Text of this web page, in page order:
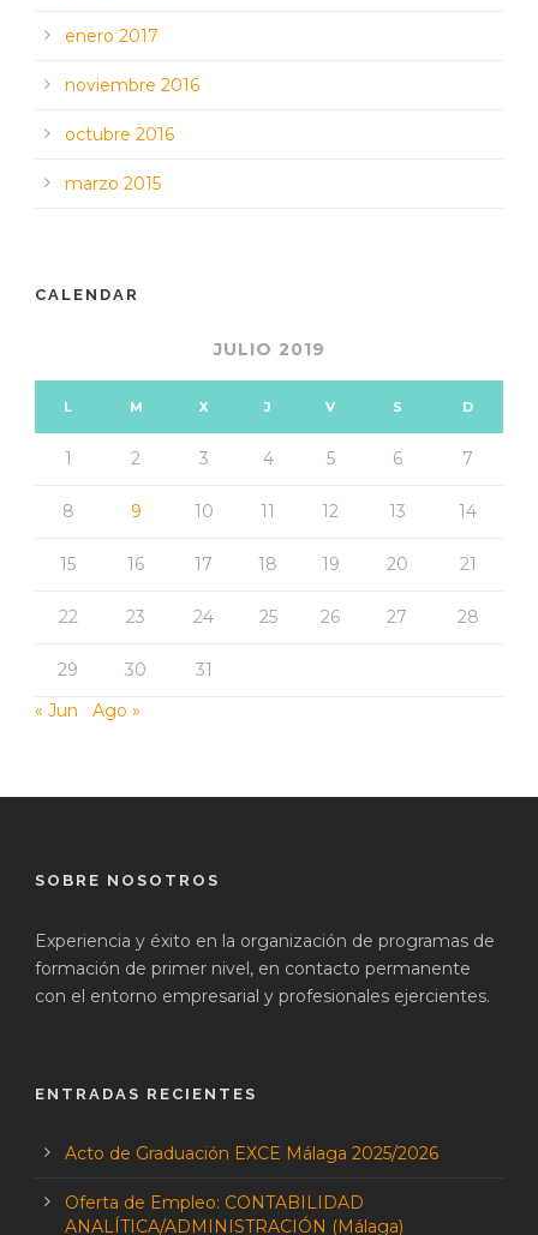
enero 2017
noviembre 2016
octubre 2016
marzo 2015
CALENDAR
JULIO 2019
L M X J V S D
1 2 3 4 5 6 7
8 9 10 11 12 13 14
15 16 17 18 19 20 21
22 23 24 25 26 27 28
29 30
31
« Jun
Ago »
SOBRE NOSOTROS
Experiencia y éxito en la organización de programas de
formación de primer nivel, en contacto permanente
con el entorno empresarial y profesionales ejercientes.
ENTRADAS RECIENTES
Acto de Graduación EXCE Málaga 2025/2026
Oferta de Empleo: CONTABILIDAD
ANALÍTICA/ADMINISTRACIÓN (Málaga)